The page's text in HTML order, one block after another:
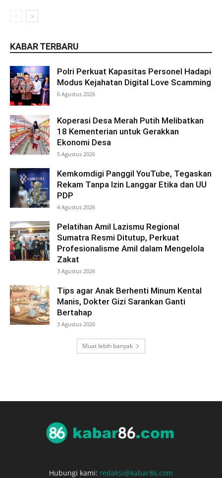
KABAR TERBARU
Polri Perkuat Kapasitas Personel Hadapi
Modus Kejahatan Digital Love Scamming
6 Agustus 2026
Koperasi Desa Merah Putih Melibatkan
18 Kementerian untuk Gerakkan
Ekonomi Desa
5 Agustus 2026
Kemkomdigi Panggil YouTube, Tegaskan
Rekam Tanpa Izin Langgar Etika dan UU
PDP
4 Agustus 2026
Pelatihan Amil Lazismu Regional
Sumatra Resmi Ditutup, Perkuat
Profesionalisme Amil dalam Mengelola
Zakat
3 Agustus 2026
Tips agar Anak Berhenti Minum Kental
Manis, Dokter Gizi Sarankan Ganti
Bertahap
3 Agustus 2026
Muat lebih banyak
Hubungi kami: redaksi@kabar86.com